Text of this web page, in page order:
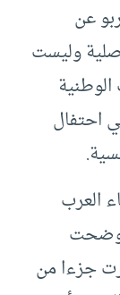
عن
وليست
ونقلت إليها عام 2017 في احتفال
العرب
جزءا من